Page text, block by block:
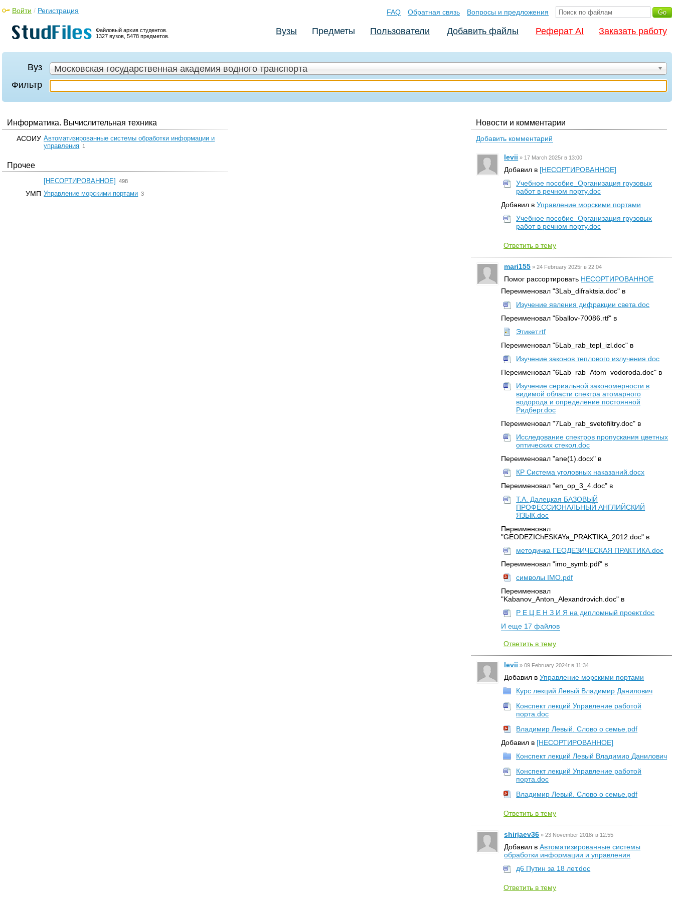
Файловый архив студентов.
1327 вузов, 5478 предметов.
Войти / Регистрация FAQ Обратная связь Вопросы и предложения
Вузы Предметы Пользователи Добавить файлы Реферат AI Заказать работу
Вуз
Московская государственная академия водного транспорта
Фильтр
Информатика. Вычислительная техника
АСОИУ Автоматизированные системы обработки информации и
управления 1
Прочее
[НЕСОРТИРОВАННОЕ] 498
УМП Управление морскими портами 3
Новости и комментарии
Добавить комментарий
levii » 17 March 2025г в 13:00
Добавил в [НЕСОРТИРОВАННОЕ]
Учебное пособие_Организация грузовых
работ в речном порту.doc
Добавил вУправление морскими портами
Учебное пособие_Организация грузовых
работ в речном порту.doc
Ответить в тему
mari155 »24 February 2025г в 22:04
Помог рассортировать НЕСОРТИРОВАННОЕ
Переименовал "3Lab_difraktsia.doc" в
Изучение явления дифракции света.doc
Переименовал "5ballov-70086.rtf" в
Этикет.rtf
Переименовал "5Lab_rab_tepl_izl.doc" в
Изучение законов теплового излучения.doc
Переименовал "6Lab_rab_Atom_vodoroda.doc" в
Изучение сериальной закономерности в
видимой области спектра атомарного
водорода и определение постоянной
Ридберг.doc
Переименовал "7Lab_rab_svetofiltry.doc" в
Исследование спектров пропускания цветных
оптических стекол.doc
Переименовал "ane(1).docx" в
КР Система уголовных наказаний.docx
Переименовал "en_op_3_4.doc" в
Т.А. Далецкая БАЗОВЫЙ
ПРОФЕССИОНАЛЬНЫЙ АНГЛИЙСКИЙ
ЯЗЫК.doc
Переименовал
"GEODEZIChESKAYa_PRAKTIKA_2012.doc" в
методичка ГЕОДЕЗИЧЕСКАЯ ПРАКТИКА.doc
Переименовал "imo_symb.pdf" в
символы IMO.pdf
Переименовал
"Kabanov_Anton_Alexandrovich.doc" в
Р Е Ц Е Н З И Я на дипломный проект.doc
И еще 17 файлов
Ответить в тему
levii »09 February 2024г в 11:34
Добавил вУправление морскими портами
Курс лекций Левый Владимир Данилович
Конспект лекций Управление работой
порта.doc
Владимир Левый. Слово о семье.pdf
Добавил в [НЕСОРТИРОВАННОЕ]
Конспект лекций Левый Владимир Данилович
Конспект лекций Управление работой
порта.doc
Владимир Левый. Слово о семье.pdf
Ответить в тему
shirjaev36 »23 November 2018г в 12:55
Добавил вАвтоматизированные системы
обработки информации и управления
д6 Путин за 18 лет.doc
Ответить в тему